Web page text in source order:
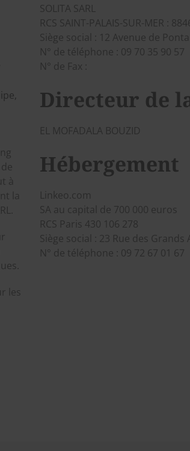
à
la
les
SOLITA SARL
RCS SAINT-PALAIS-SUR-MER :
Siège social : 12 Avenue de
N° de téléphone : 09 70 35 90 57
N° de Fax :
Directeur de
EL MOFADALA BOUZID
Hébergement
Linkeo.com
SA au capital de 700 000 euros
RCS Paris 430 106 278
Siège social : 23 Rue des Grands
N° de téléphone : 09 72 67 01 67